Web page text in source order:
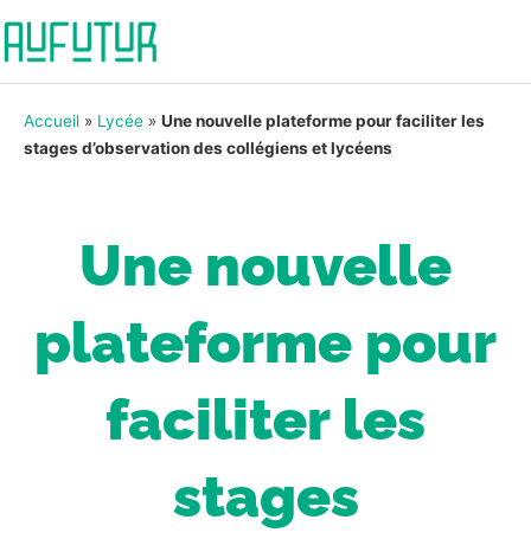
Accueil » Lycée » Une nouvelle plateforme pour faciliter les
stages d’observation des collégiens et lycéens
Une nouvelle
plateforme pour
faciliter les
stages